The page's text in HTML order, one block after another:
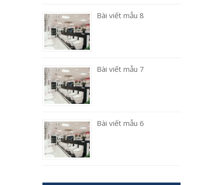
Bài viết mẫu 8
Bài viết mẫu 7
Bài viết mẫu 6